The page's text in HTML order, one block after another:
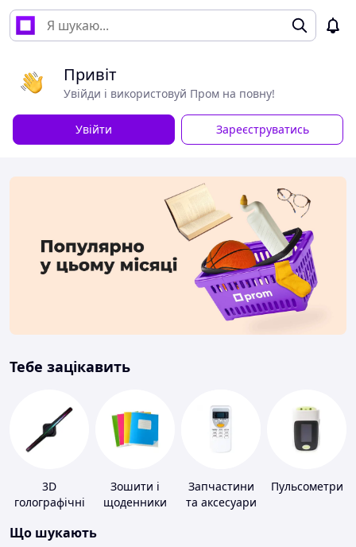
Привіт
Увійди і використовуй Пром на повну!
Увійти Зареєструватись
Тебе зацікавить
3D
голографічні
Зошити і
щоденники
Запчастини
та аксесуари
Пульсометри
Що шукають